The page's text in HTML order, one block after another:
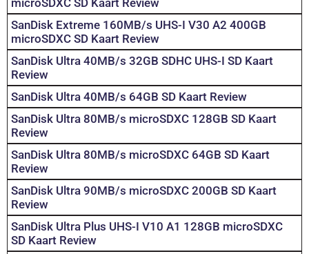
microSDXC SD Kaart Review
SanDisk Extreme 160MB/s UHS-I V30 A2 400GB
microSDXC SD Kaart Review
SanDisk Ultra 40MB/s 32GB SDHC UHS-I SD Kaart
Review
SanDisk Ultra 40MB/s 64GB SD Kaart Review
SanDisk Ultra 80MB/s microSDXC 128GB SD Kaart
Review
SanDisk Ultra 80MB/s microSDXC 64GB SD Kaart
Review
SanDisk Ultra 90MB/s microSDXC 200GB SD Kaart
Review
SanDisk Ultra Plus UHS-I V10 A1 128GB microSDXC
SD Kaart Review